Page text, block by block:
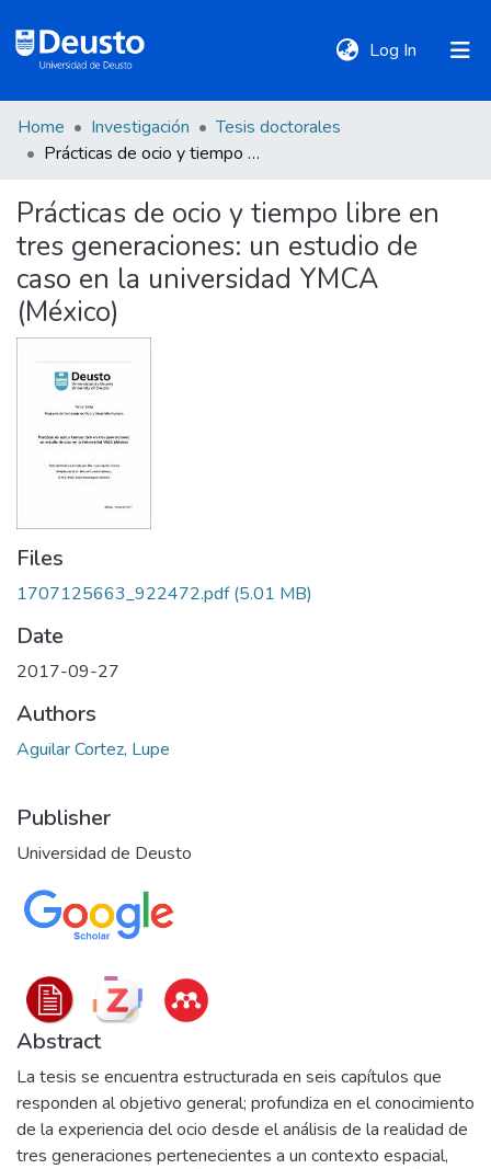
Log In (current)
DeustoTeka
Communities
&
Collections
All of DSpace
Statistics
Policies
Home Investigación
Tesis doctorales
Prácticas de ocio y tiempo libre en tres generaciones: un estudio de caso en la universidad YMCA (México)
Prácticas de ocio y tiempo libre en
tres generaciones: un estudio de
caso en la universidad YMCA
(México)
Files
1707125663_922472.pdf(5.01 MB)
Date
2017-09-27
Authors
Aguilar Cortez, Lupe
Publisher
Universidad de Deusto
Abstract
La tesis se encuentra estructurada en seis capítulos que
responden al objetivo general; profundiza en el conocimiento
de la experiencia del ocio desde el análisis de la realidad de
tres generaciones pertenecientes a un contexto espacial,